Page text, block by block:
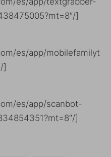
]
es/app/mobilefamilyt
]
es/app/scanbot-
]